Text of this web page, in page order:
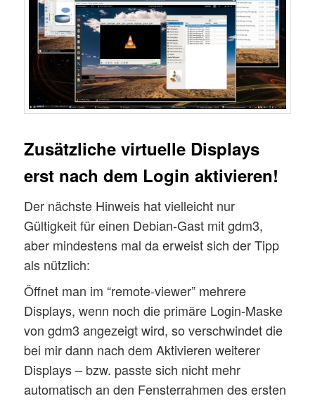
Zusätzliche virtuelle Displays
erst nach dem Login aktivieren!
Der nächste Hinweis hat vielleicht nur
Gültigkeit für einen Debian-Gast mit gdm3,
aber mindestens mal da erweist sich der Tipp
als nützlich:
Öffnet man im “remote-viewer” mehrere
Displays, wenn noch die primäre Login-Maske
von gdm3 angezeigt wird, so verschwindet die
bei mir dann nach dem Aktivieren weiterer
Displays – bzw. passte sich nicht mehr
automatisch an den Fensterrahmen des ersten